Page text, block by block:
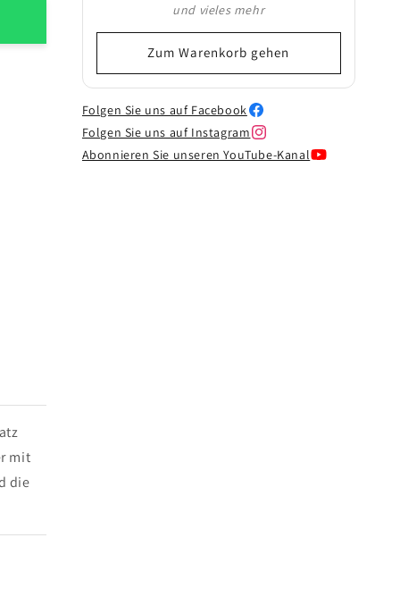
mit
die
Farben
und vieles mehr
Zum Warenkorb gehen
Folgen Sie uns auf Facebook
Folgen Sie uns auf Instagram
Abonnieren Sie unseren YouTube-Kanal